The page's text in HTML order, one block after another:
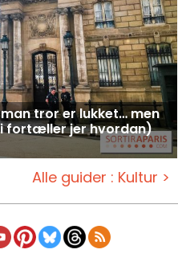
tror er lukket… men
fortæller jer hvordan)
Alle guider : Kultur >